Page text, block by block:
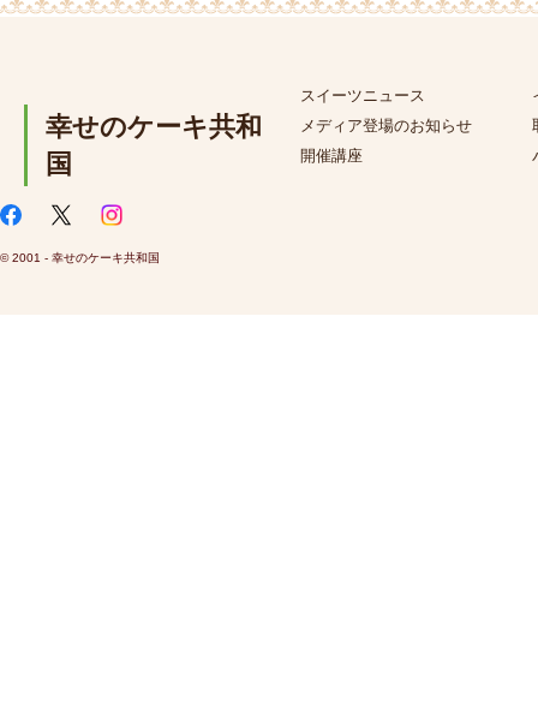
幸せのケーキ共和
国
スイーツニュース
メディア登場のお知らせ
開催講座
© 2001 - 幸せのケーキ共和国